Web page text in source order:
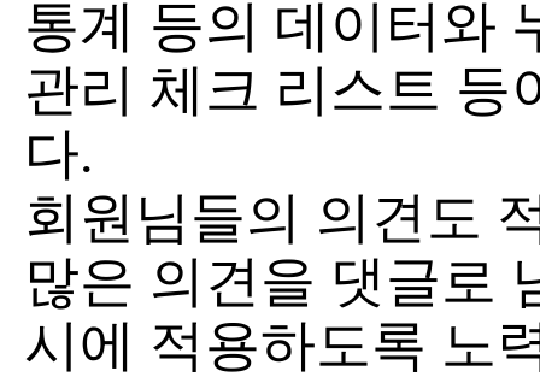
통계 등의 데이터와
관리 체크 리스트 등
다.
회원님들의 의견도
많은 의견을 댓글로
시에 적용하도록 노